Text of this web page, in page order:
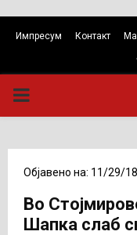
Импресум Контакт
PRIMARY
Објавено на: 11/29/
Во
Шапка слаб